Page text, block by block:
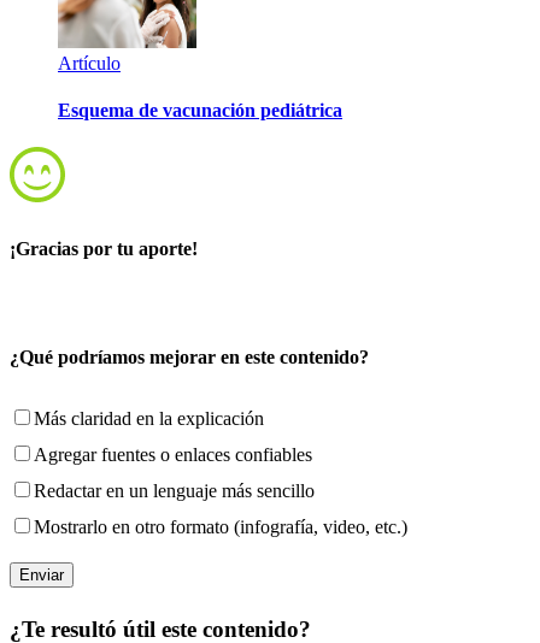
Artículo
Esquema de vacunación pediátrica
¡Gracias por tu aporte!
¿Qué podríamos mejorar en este contenido?
Más claridad en la explicación
Agregar fuentes o enlaces confiables
Redactar en un lenguaje más sencillo
Mostrarlo en otro formato (infografía, video, etc.)
¿Te resultó útil este contenido?